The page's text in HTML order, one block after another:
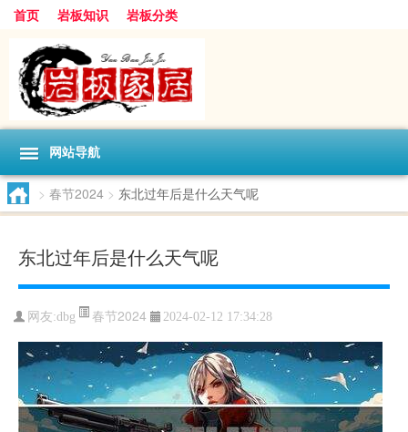
首页 岩板知识 岩板分类
网站导航
> 春节2024 > 东北过年后是什么天气呢
东北过年后是什么天气呢
网友:dbg 春节2024 2024-02-12 17:34:28